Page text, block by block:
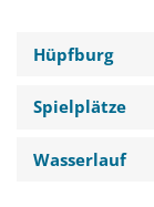
Hüpfburg
Spielplätze
Wasserlauf